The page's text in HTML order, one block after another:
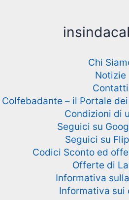
Chi
Notizie
Contatti
Colfebadante – il Portale
Condizioni di
Seguici su
Seguici su
Codici Sconto ed
Offerte di
Informativa
Informativa sui